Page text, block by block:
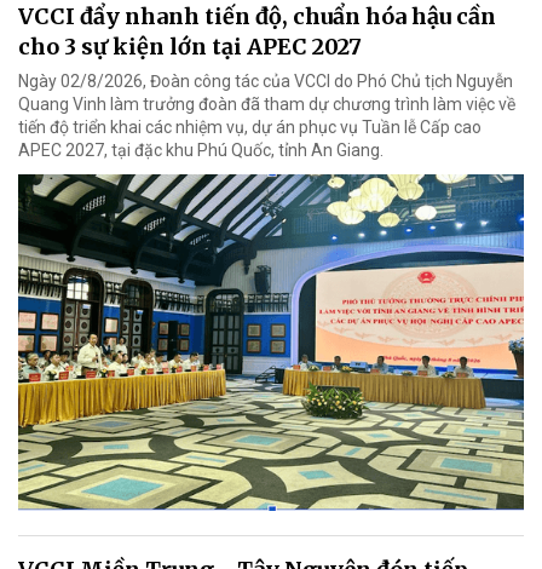
VCCI đẩy nhanh tiến độ, chuẩn hóa hậu cần
cho 3 sự kiện lớn tại APEC 2027
Ngày 02/8/2026, Đoàn công tác của VCCI do Phó Chủ tịch Nguyễn
Quang Vinh làm trưởng đoàn đã tham dự chương trình làm việc về
tiến độ triển khai các nhiệm vụ, dự án phục vụ Tuần lễ Cấp cao
APEC 2027, tại đặc khu Phú Quốc, tỉnh An Giang.